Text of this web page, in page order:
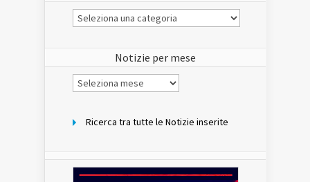
Le
Notizie
Notizie per mese
Notizie
per
Ricerca tra tutte le Notizie inserite